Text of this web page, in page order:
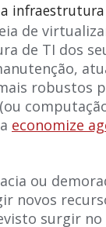
de
de TI dos
robustos
economize
ou
novos
surgir no